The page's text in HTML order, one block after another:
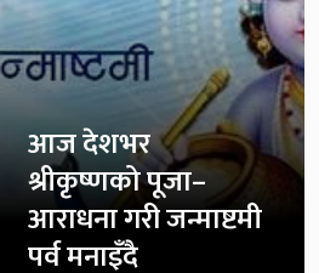
आज देशभर
श्रीकृष्णको पूजा–
आराधना गरी जन्माष्टमी
पर्व मनाइँदै